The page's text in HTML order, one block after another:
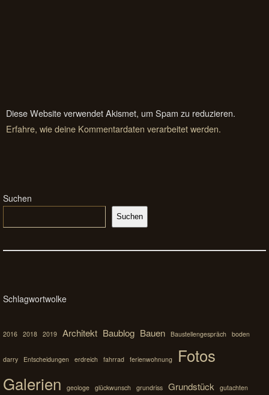
Diese Website verwendet Akismet, um Spam zu reduzieren.
Erfahre, wie deine Kommentardaten verarbeitet werden.
Suchen
Suchen
Schlagwortwolke
2016 2018 2019 Architekt Baublog Bauen Baustellengespräch boden
darry Entscheidungen erdreich fahrrad ferienwohnung
Fotos
Galerien
geologe glückwunsch grundriss Grundstück gutachten